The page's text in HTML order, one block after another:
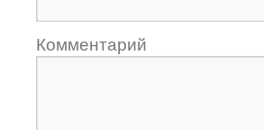
Комментарий